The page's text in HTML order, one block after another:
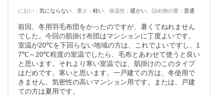
におい ： 気にならない 重さ ： 軽い 保温性 ： 暖かい 詰め物の量 ： 普通
前回、冬用羽毛布団をかったのですが、暑くてねれません
でした。今回の肌掛け布団はマンションに丁度よいです。
室温が20℃を下回らない地域の方は、これでよいですし、1
7℃～20℃程度の室温でしたら、毛布とあわせて使うと良い
と思います。それより寒い室温では、肌掛けのこのタイプ
はだめです。寒いと思います。一戸建ての方は、冬使用で
きません。気密性の高いマンション用です。または、戸建
ての方は夏用です。